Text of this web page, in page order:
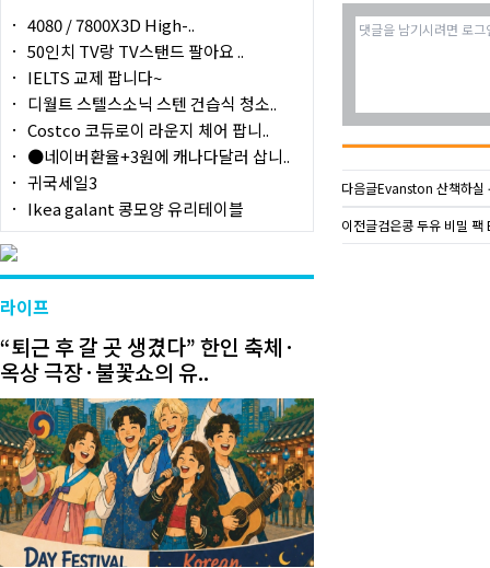
4080 / 7800X3D High-..
50인치 TV랑 TV스탠드 팔아요 ..
IELTS 교제 팝니다~
디월트 스텔스소닉 스텐 건습식 청소..
Costco 코듀로이 라운지 체어 팝니..
●네이버환율+3원에 캐나다달러 삽니..
귀국세일3
Ikea galant 콩모양 유리테이블
라이프
“퇴근 후 갈 곳 생겼다” 한인 축체·
옥상 극장·불꽃쇼의 유..
다음글Evanston 산책하실
이전글검은콩 두유 비밀